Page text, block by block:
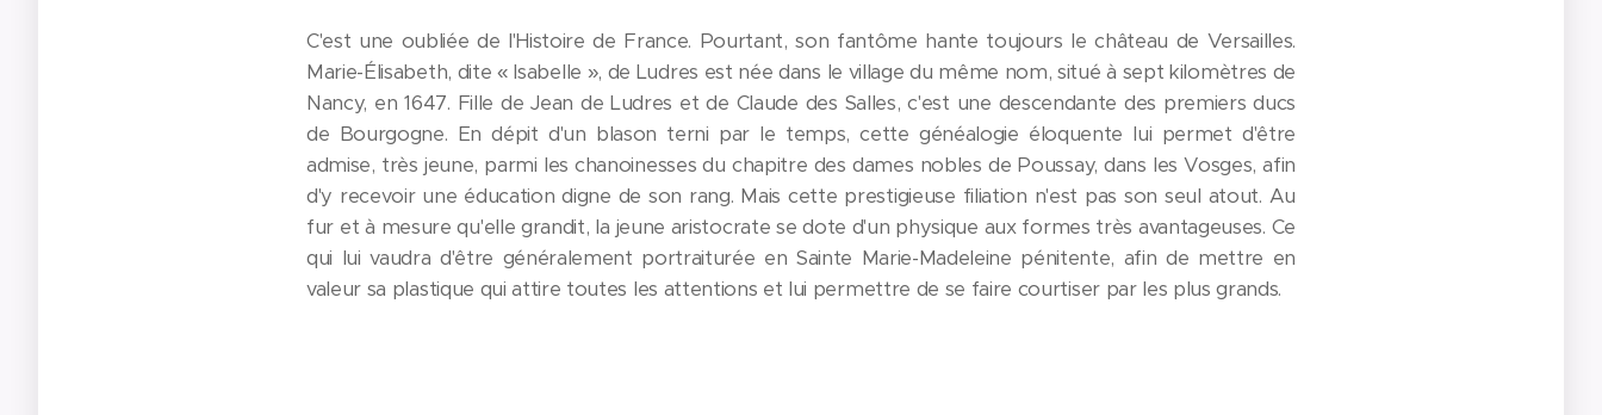
C'est une oubliée de l'Histoire de France. Pourtant, son fantôme hante toujours le château de Versailles.
Marie-Élisabeth, dite « Isabelle », de Ludres est née dans le village du même nom, situé à sept kilomètres de
Nancy, en 1647. Fille de Jean de Ludres et de Claude des Salles, c'est une descendante des premiers ducs
de Bourgogne. En dépit d'un blason terni par le temps, cette généalogie éloquente lui permet d'être
admise, très jeune, parmi les chanoinesses du chapitre des dames nobles de Poussay, dans les Vosges, afin
d'y recevoir une éducation digne de son rang. Mais cette prestigieuse filiation n'est pas son seul atout. Au
fur et à mesure qu'elle grandit, la jeune aristocrate se dote d'un physique aux formes très avantageuses. Ce
qui lui vaudra d'être généralement portraiturée en Sainte Marie-Madeleine pénitente, afin de mettre en
valeur sa plastique qui attire toutes les attentions et lui permettre de se faire courtiser par les plus grands.